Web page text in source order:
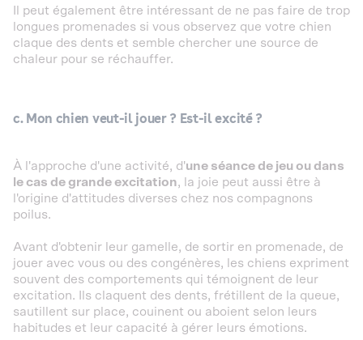
Il peut également être intéressant de ne pas faire de trop
longues promenades si vous observez que votre chien
claque des dents et semble chercher une source de
chaleur pour se réchauffer.
c. Mon chien veut-il jouer ? Est-il excité ?
À l'approche d'une activité, d'une séance de jeu ou dans
le cas de grande excitation, la joie peut aussi être à
l'origine d'attitudes diverses chez nos compagnons
poilus.
Avant d'obtenir leur gamelle, de sortir en promenade, de
jouer avec vous ou des congénères, les chiens expriment
souvent des comportements qui témoignent de leur
excitation. Ils claquent des dents, frétillent de la queue,
sautillent sur place, couinent ou aboient selon leurs
habitudes et leur capacité à gérer leurs émotions.